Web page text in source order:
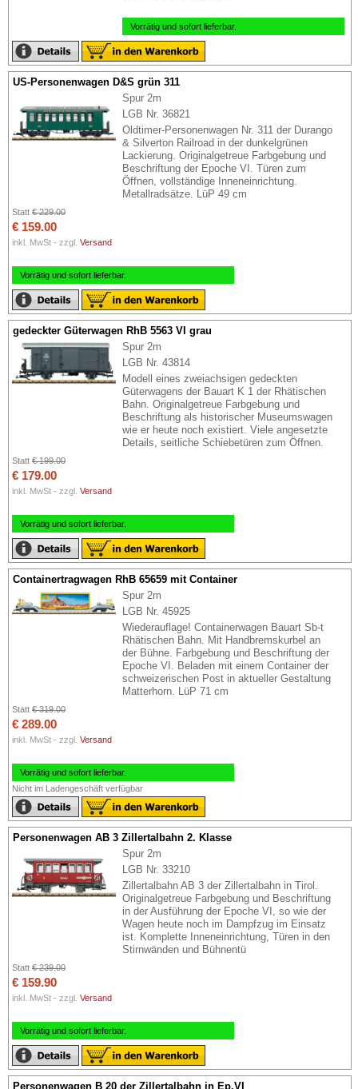
Vorrätig und sofort lieferbar.
US-Personenwagen D&S grün 311
Spur 2m
LGB Nr. 36821
Oldtimer-Personenwagen Nr. 311 der Durango
& Silverton Railroad in der dunkelgrünen
Lackierung. Originalgetreue Farbgebung und
Beschriftung der Epoche VI. Türen zum
Öffnen, vollständige Inneneinrichtung.
Metallradsätze. LüP 49 cm
Statt € 229.00
€ 159.00
inkl. MwSt - zzgl. Versand
Vorrätig und sofort lieferbar.
gedeckter Güterwagen RhB 5563 VI grau
Spur 2m
LGB Nr. 43814
Modell eines zweiachsigen gedeckten
Güterwagens der Bauart K 1 der Rhätischen
Bahn. Originalgetreue Farbgebung und
Beschriftung als historischer Museumswagen
wie er heute noch existiert. Viele angesetzte
Details, seitliche Schiebetüren zum Öffnen.
Statt € 199.00
€ 179.00
inkl. MwSt - zzgl. Versand
Vorrätig und sofort lieferbar.
Containertragwagen RhB 65659 mit Container
Spur 2m
LGB Nr. 45925
Wiederauflage! Containerwagen Bauart Sb-t
Rhätischen Bahn. Mit Handbremskurbel an
der Bühne. Farbgebung und Beschriftung der
Epoche VI. Beladen mit einem Container der
schweizerischen Post in aktueller Gestaltung
Matterhorn. LüP 71 cm
Statt € 319.00
€ 289.00
inkl. MwSt - zzgl. Versand
Vorrätig und sofort lieferbar.
Nicht im Ladengeschäft verfügbar
Personenwagen AB 3 Zillertalbahn 2. Klasse
Spur 2m
LGB Nr. 33210
Zillertalbahn AB 3 der Zillertalbahn in Tirol.
Originalgetreue Farbgebung und Beschriftung
in der Ausführung der Epoche VI, so wie der
Wagen heute noch im Dampfzug im Einsatz
ist. Komplette Inneneinrichtung, Türen in den
Stirnwänden und Bühnentü
Statt € 239.00
€ 159.90
inkl. MwSt - zzgl. Versand
Vorrätig und sofort lieferbar.
Personenwagen B 20 der Zillertalbahn in Ep.VI